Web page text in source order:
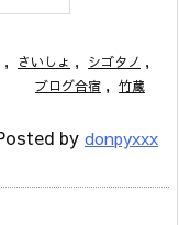
, さいしょ , シゴタノ ,
ブログ合宿 , 竹蔵
by donpyxxx